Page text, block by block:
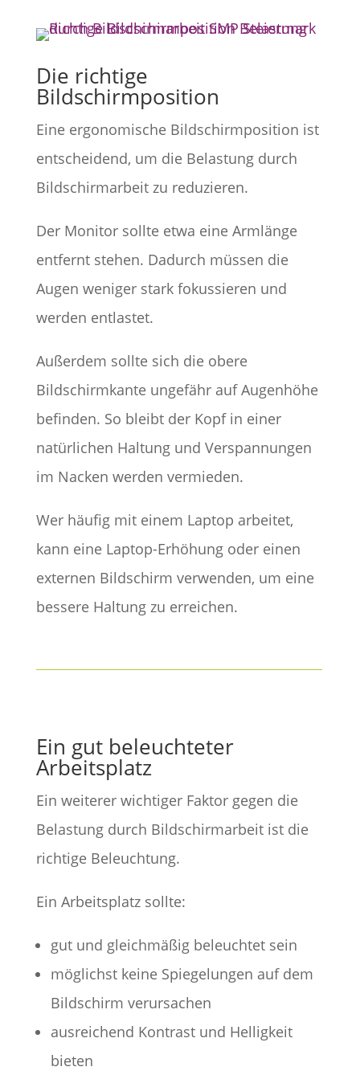
Die richtige
Bildschirmposition
Eine ergonomische Bildschirmposition ist
entscheidend, um die Belastung durch
Bildschirmarbeit zu reduzieren.
Der Monitor sollte etwa eine Armlänge
entfernt stehen. Dadurch müssen die
Augen weniger stark fokussieren und
werden entlastet.
Außerdem sollte sich die obere
Bildschirmkante ungefähr auf Augenhöhe
befinden. So bleibt der Kopf in einer
natürlichen Haltung und Verspannungen
im Nacken werden vermieden.
Wer häufig mit einem Laptop arbeitet,
kann eine Laptop-Erhöhung oder einen
externen Bildschirm verwenden, um eine
bessere Haltung zu erreichen.
Ein gut beleuchteter
Arbeitsplatz
Ein weiterer wichtiger Faktor gegen die
Belastung durch Bildschirmarbeit ist die
richtige Beleuchtung.
Ein Arbeitsplatz sollte:
gut und gleichmäßig beleuchtet sein
möglichst keine Spiegelungen auf dem
Bildschirm verursachen
ausreichend Kontrast und Helligkeit
bieten